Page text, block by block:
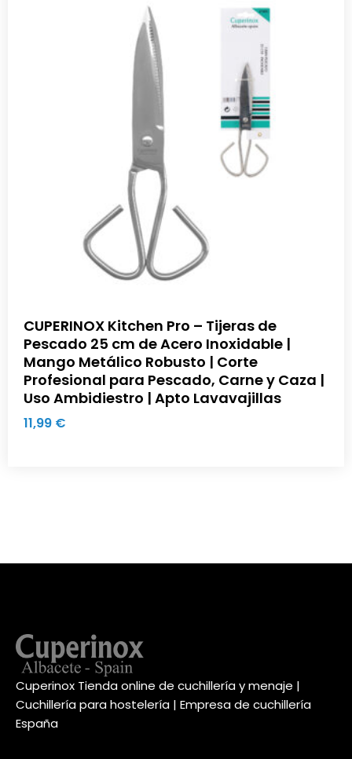
CUPERINOX Kitchen Pro – Tijeras de
Pescado 25 cm de Acero Inoxidable |
Mango Metálico Robusto | Corte
Profesional para Pescado, Carne y Caza |
Uso Ambidiestro | Apto Lavavajillas
11,99 €
Cuperinox Tienda online de cuchillería y menaje |
Cuchillería para hostelería | Empresa de cuchillería
España